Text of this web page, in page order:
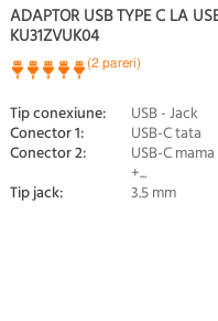
ADAPTOR USB TYPE C LA
KU31ZVUK04
(2 pareri)
Tip conexiune: USB - Jack
Conector 1: USB-C tata
Conector 2: USB-C
+...
Tip jack: 3.5 mm